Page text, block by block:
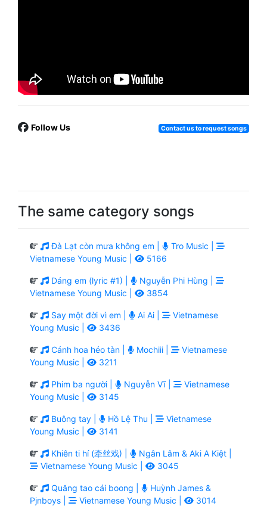
Follow Us Contact us to request songs
The same category songs
Đà Lạt còn mưa không em |
Tro Music |
Vietnamese Young Music |
5166
Dáng em (lyric #1) |
Nguyễn Phi Hùng |
Vietnamese Young Music |
3854
Say một đời vì em | Ai Ai |
Vietnamese
Young Music |
3436
Cánh hoa héo tàn | Mochiii |
Vietnamese
Young Music |
3211
Phim ba người | Nguyễn Vĩ |
Vietnamese
Young Music |
3145
Buông tay | Hồ Lệ Thu |
Vietnamese
Young Music |
3141
Khiên ti hí (牵丝戏) |
Ngân Lâm & Aki A Kiệt |
Vietnamese Young Music |
3045
Quăng tao cái boong |
Huỳnh James &
Pjnboys |
Vietnamese Young Music | 3014